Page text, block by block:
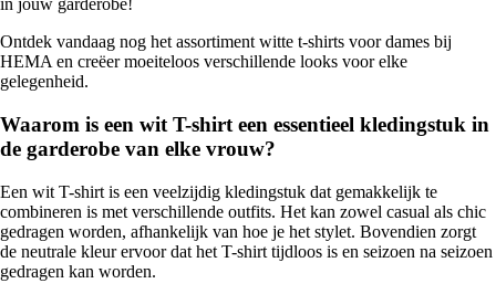
in jouw garderobe!
Ontdek vandaag nog het assortiment witte t-shirts voor dames bij
HEMA en creëer moeiteloos verschillende looks voor elke
gelegenheid.
Waarom is een wit T-shirt een essentieel kledingstuk in
de garderobe van elke vrouw?
Een wit T-shirt is een veelzijdig kledingstuk dat gemakkelijk te
combineren is met verschillende outfits. Het kan zowel casual als chic
gedragen worden, afhankelijk van hoe je het stylet. Bovendien zorgt
de neutrale kleur ervoor dat het T-shirt tijdloos is en seizoen na seizoen
gedragen kan worden.